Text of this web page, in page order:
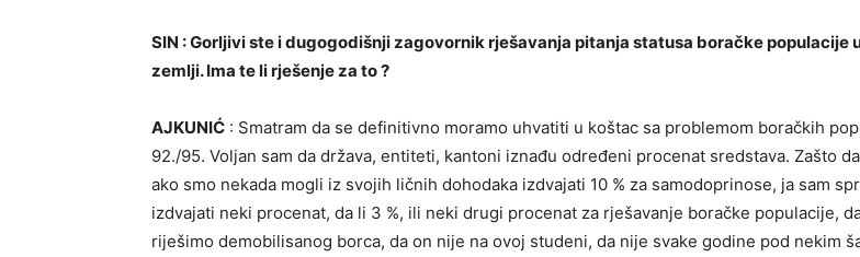
SIN : Gorljivi ste i dugogodišnji zagovornik rješavanja pitanja statusa boračke populacije
zemlji. Ima te li rješenje za to ?
AJKUNIĆ : Smatram da se definitivno moramo uhvatiti u koštac sa problemom boračkih
92./95. Voljan sam da država, entiteti, kantoni iznađu određeni procenat sredstava. Zašto
ako smo nekada mogli iz svojih ličnih dohodaka izdvajati 10 % za samodoprinose, ja sam
izdvajati neki procenat, da li 3 %, ili neki drugi procenat za rješavanje boračke populacije,
riješimo demobilisanog borca, da on nije na ovoj studeni, da nije svake godine pod nekim